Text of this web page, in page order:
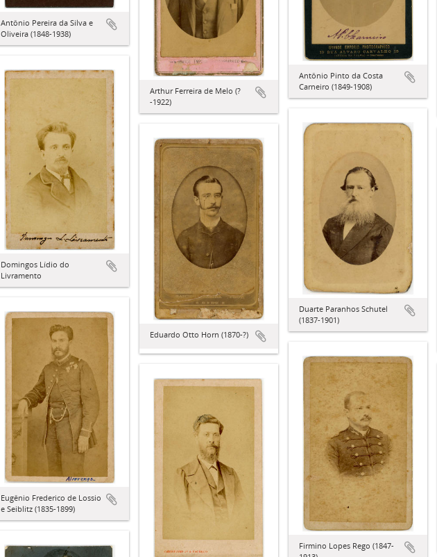
Antônio Pereira da Silva e
Oliveira (1848-1938)
Antônio Pinto da Costa
Carneiro (1849-1908)
Arthur Ferreira de Melo (?
-1922)
Domingos Lídio do
Livramento
Duarte Paranhos Schutel
(1837-1901)
Eduardo Otto Horn (1870-?)
Eugênio Frederico de Lossio
e Seiblitz (1835-1899)
Firmino Lopes Rego (1847-